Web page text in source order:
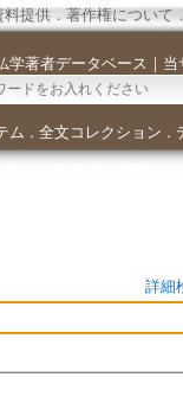
料提供． 著作権について
学著者データベース ｜ 当
ム ． 全文コレクション ．
詳細